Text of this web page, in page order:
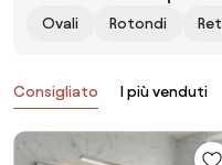
Ovali Rotondi
Prodotti
Consigliato I più venduti